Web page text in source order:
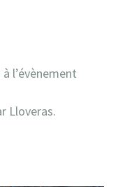
l’évènement
Lloveras.